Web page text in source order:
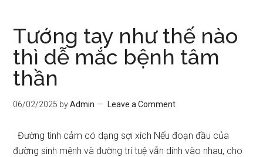
Tướng tay như thế nào
thì dễ mắc bệnh tâm
thần
06/02/2025 byAdmin Leave a Comment
Đường tình cảm có dạng sợi xích Nếu đoạn đầu của
đường sinh mệnh và đường trí tuệ vẫn dính vào nhau, cho